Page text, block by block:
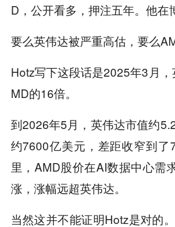
D，公开看多，押注五年。他在
要么英伟达被严重高估，要么
Hotz写下这段话是2025年3月
MD的16倍。
到2026年5月，英伟达市值约
约7600亿美元，差距收窄到了
里，AMD股价在AI数据中心需
涨，涨幅远超英伟达。
当然这并不能证明Hotz是对的